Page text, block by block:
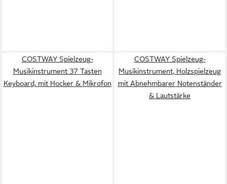
COSTWAY Spielzeug-
Musikinstrument 37 Tasten
Keyboard, mit Hocker & Mikrofon
COSTWAY Spielzeug-
Musikinstrument, Holzspielzeug
mit Abnehmbarer Notenständer
& Lautstärke